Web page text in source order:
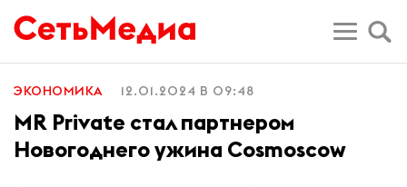
ЭКОНОМИКА 12.01.2024 В 09:48
MR Private стал партнером
Новогоднего ужина Cosmoscow